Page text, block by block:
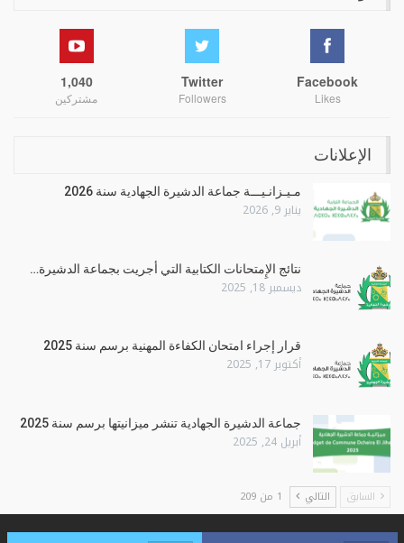
Facebook
Likes
Twitter
Followers
1,040
مشتركين
الإعلانات
مـيـزانـيـــة جماعة الدشيرة الجهادية سنة 2026
يناير 9, 2026
نتائج الإِمتحانات الكتابية التي أجريت بجماعة الدشيرة…
ديسمبر 18, 2025
قرار إجراء امتحان الكفاءة المهنية برسم سنة 2025
أكتوبر 17, 2025
جماعة الدشيرة الجهادية تنشر ميزانيتها برسم سنة 2025
أبريل 24, 2025
السابق التالي 1 من 209